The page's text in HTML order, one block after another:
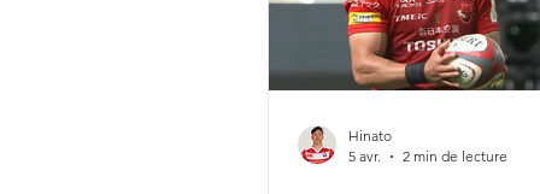
Hinato
5 avr.
2 min de lecture